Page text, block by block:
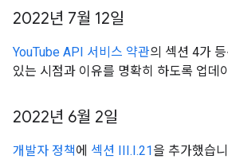
2022년 7월 12일
YouTube API 서비스 약관의 섹션 4가
있는 시점과 이유를 명확히 하도록 업데
2022년 6월 2일
개발자 정책 에 섹션 III.I.21을 추가했습